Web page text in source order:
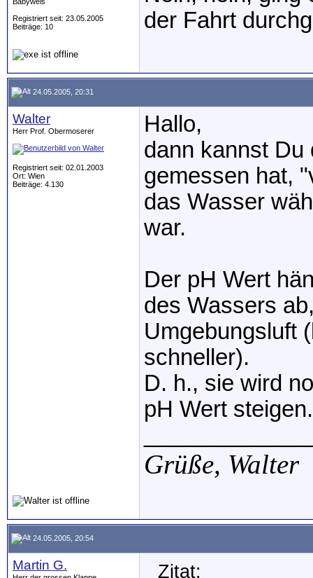
Registriert seit: 23.05.2005
Beiträge: 10
der Fahrt
24.05.2005, 20:31
Walter
Herr Prof. Obermoserer
Registriert seit: 02.01.2003
Ort: Wien
Beiträge: 4.130
Hallo,
dann kannst Du
gemessen hat,
das Wasser
war.
Der pH Wert
des Wassers
Umgebungsluft
schneller).
D. h., sie wird
pH Wert steigen.
Grüße, Walter
24.05.2005, 20:54
Martin G. Zitat: